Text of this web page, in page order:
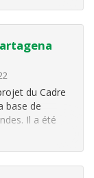
du Cadre
base de
Il a été
du